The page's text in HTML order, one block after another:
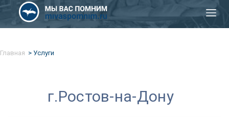
Главная Услуги
г.Ростов-на-Дону